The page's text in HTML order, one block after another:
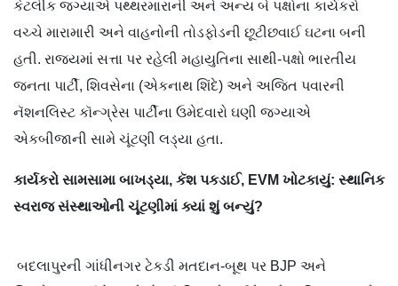
કેટલીક જગ્યાએ પથ્થરમારાની અને અન્ય બે પક્ષોના કાર્યકરો
વચ્ચે મારામારી અને વાહનોની તોડફોડની છૂટીછવાઈ ઘટના બની
હતી. રાજ્યમાં સત્તા પર રહેલી મહાયુતિના સાથી-પક્ષો ભારતીય
જનતા પાર્ટી, શિવસેના (એકનાથ શિંદે) અને અજિત પવારની
નૅશનલિસ્ટ કૉન્ગ્રેસ પાર્ટીના ઉમેદવારો ઘણી જગ્યાએ
એકબીજાની સામે ચૂંટણી લડ્યા હતા.
કાર્યકરો સામસામા બાખડ્યા, કૅશ પકડાઈ, EVM ખોટકાયું: સ્થાનિક
સ્વરાજ સંસ્થાઓની ચૂંટણીમાં ક્યાં શું બન્યું?
બદલાપુરની ગાંધીનગર ટેકડી મતદાન-બૂથ પર BJP અને